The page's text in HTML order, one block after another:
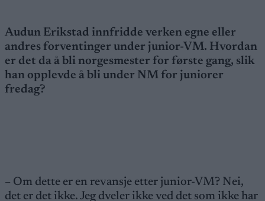
Audun Erikstad innfridde verken egne eller
andres forventinger under junior-VM. Hvordan
er det da å bli norgesmester for første gang, slik
han opplevde å bli under NM for juniorer
fredag?
– Om dette er en revansje etter junior-VM? Nei,
det er det ikke. Jeg dveler ikke ved det som ikke har